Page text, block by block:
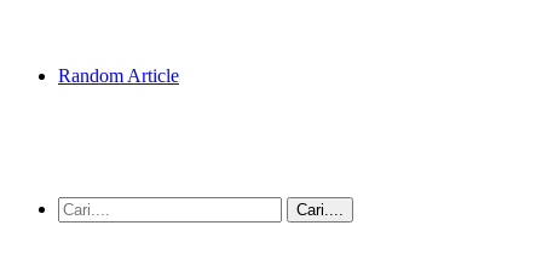
Random Article
Cari....